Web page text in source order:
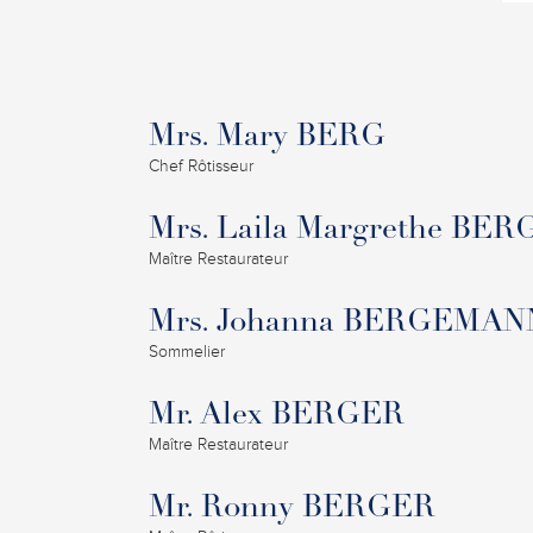
Mrs. Mary BERG
Chef Rôtisseur
Mrs. Laila Margrethe
Maître Restaurateur
Mrs. Johanna
Sommelier
Mr. Alex BERGER
Maître Restaurateur
Mr. Ronny BERGER